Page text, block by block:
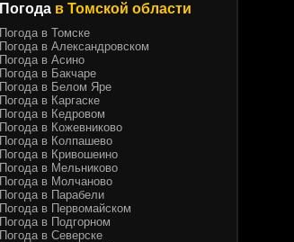
Погода в Томской области
Погода в Томске
Погода в Александровском
Погода в Асино
Погода в Бакчаре
Погода в Белом Яре
Погода в Каргаске
Погода в Кедровом
Погода в Кожевниково
Погода в Колпашево
Погода в Кривошеино
Погода в Мельниково
Погода в Молчаново
Погода в Парабели
Погода в Первомайском
Погода в Подгорном
Погода в Северске